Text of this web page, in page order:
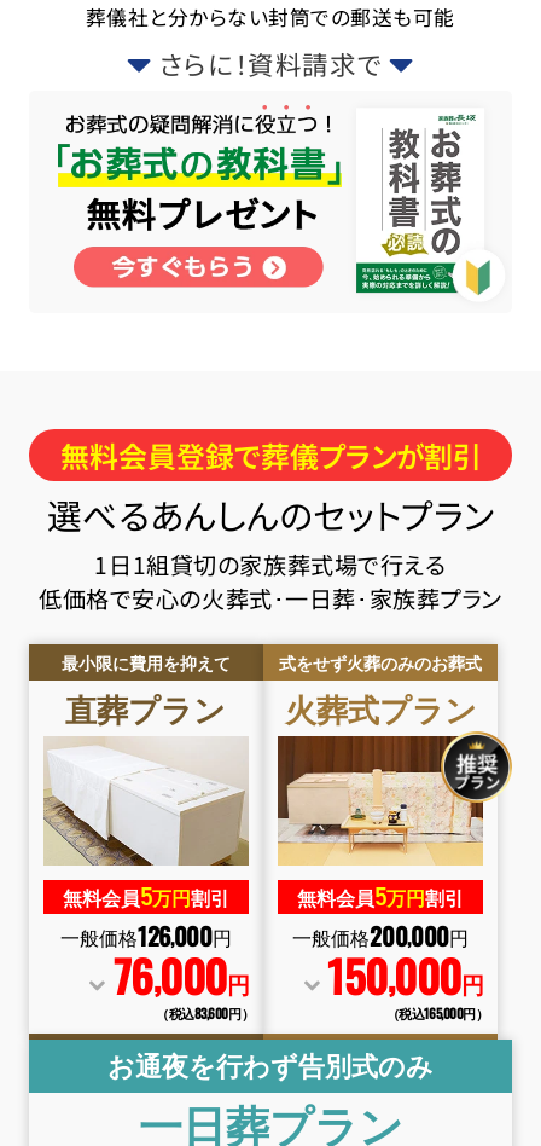
葬儀社と分からない封筒での郵送も可能
さらに！資料請求で
無料会員登録で葬儀プランが割引
選べるあんしんのセットプラン
1日1組貸切の家族葬式場で行える
低価格で安心の火葬式･一日葬･家族葬プラン
最小限に費用を抑えて
直葬プラン
無料会員5万円割引
一般価格126,000円
76,000円
（税込83,600円）
式をせず火葬のみのお葬式
火葬式プラン
無料会員5万円割引
一般価格200,000円
150,000円
（税込165,000円）
お通夜を行わず告別式のみ
一日葬プラン